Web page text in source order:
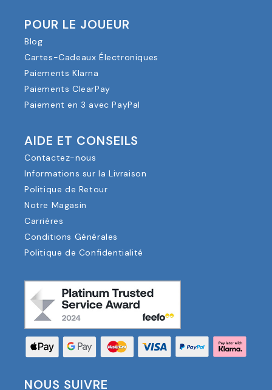
POUR LE JOUEUR
Blog
Cartes-Cadeaux Électroniques
Paiements Klarna
Paiements ClearPay
Paiement en 3 avec PayPal
AIDE ET CONSEILS
Contactez-nous
Informations sur la Livraison
Politique de Retour
Notre Magasin
Carrières
Conditions Générales
Politique de Confidentialité
NOUS SUIVRE